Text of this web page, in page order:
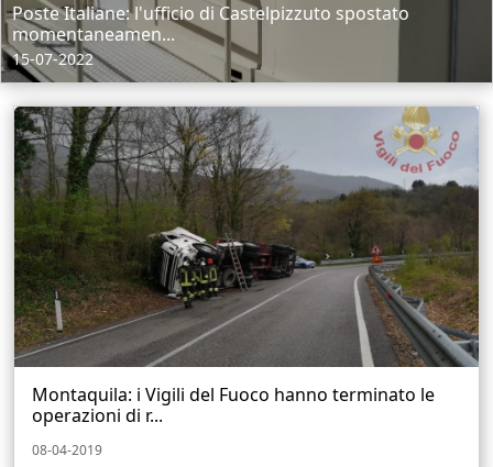
Poste Italiane: l'ufficio di Castelpizzuto spostato
momentaneamen...
15-07-2022
Montaquila: i Vigili del Fuoco hanno terminato le
operazioni di r...
08-04-2019